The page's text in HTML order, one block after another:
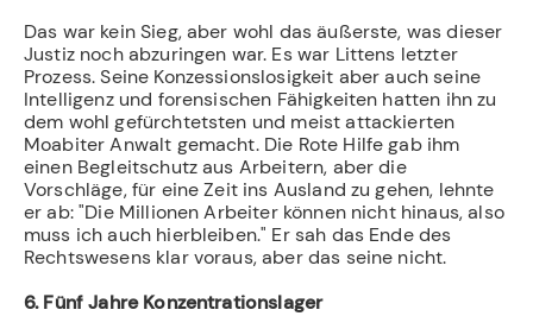
Das war kein Sieg, aber wohl das äußerste, was dieser
Justiz noch abzuringen war. Es war Littens letzter
Prozess. Seine Konzessionslosigkeit aber auch seine
Intelligenz und forensischen Fähigkeiten hatten ihn zu
dem wohl gefürchtetsten und meist attackierten
Moabiter Anwalt gemacht. Die Rote Hilfe gab ihm
einen Begleitschutz aus Arbeitern, aber die
Vorschläge, für eine Zeit ins Ausland zu gehen, lehnte
er ab: "Die Millionen Arbeiter können nicht hinaus, also
muss ich auch hierbleiben." Er sah das Ende des
Rechtswesens klar voraus, aber das seine nicht.
6. Fünf Jahre Konzentrationslager